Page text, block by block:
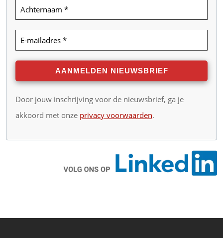
Door jouw inschrijving voor de nieuwsbrief, ga je
akkoord met onze privacy voorwaarden.